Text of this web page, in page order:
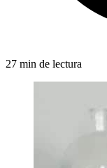
27 min de lectura